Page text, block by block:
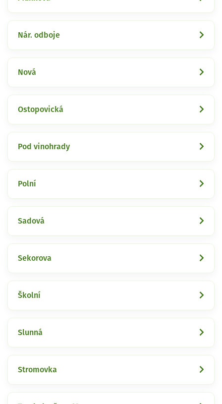
Nár. odboje
Nová
Ostopovická
Pod vinohrady
Polní
Sadová
Sekorova
Školní
Slunná
Stromovka